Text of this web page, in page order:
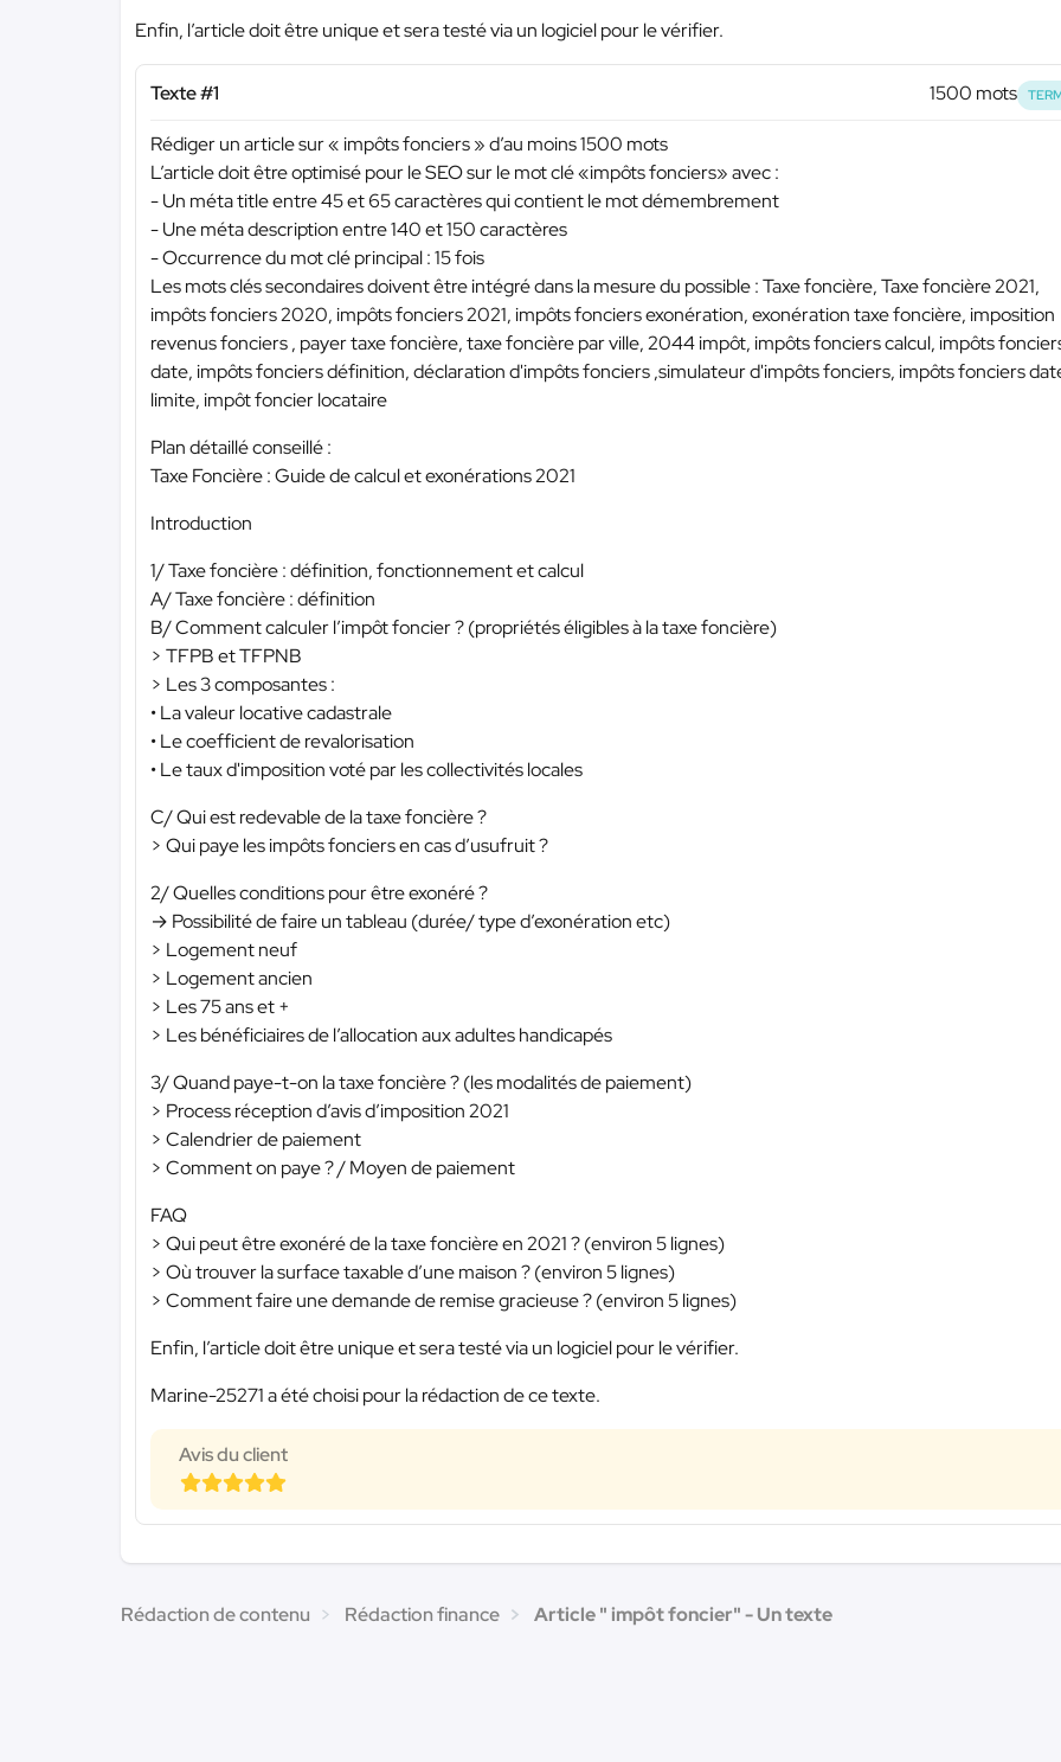
Enfin, l’article doit être unique et sera testé via un logiciel pour le vérifier.
Texte #1 1500 mots
Rédiger un article sur « impôts fonciers » d’au moins 1500 mots
L’article doit être optimisé pour le SEO sur le mot clé «impôts fonciers» avec :
- Un méta title entre 45 et 65 caractères qui contient le mot démembrement
- Une méta description entre 140 et 150 caractères
- Occurrence du mot clé principal : 15 fois
Les mots clés secondaires doivent être intégré dans la mesure du possible : Taxe foncière, Taxe foncière 2021,
impôts fonciers 2020, impôts fonciers 2021, impôts fonciers exonération, exonération taxe foncière, imposition
revenus fonciers , payer taxe foncière, taxe foncière par ville, 2044 impôt, impôts fonciers calcul, impôts
date, impôts fonciers définition, déclaration d'impôts fonciers ,simulateur d'impôts fonciers, impôts fonciers
limite, impôt foncier locataire
Plan détaillé conseillé :
Taxe Foncière : Guide de calcul et exonérations 2021
Introduction
1/ Taxe foncière : définition, fonctionnement et calcul
A/ Taxe foncière : définition
B/ Comment calculer l’impôt foncier ? (propriétés éligibles à la taxe foncière)
> TFPB et TFPNB
> Les 3 composantes :
• La valeur locative cadastrale
• Le coefficient de revalorisation
• Le taux d'imposition voté par les collectivités locales
C/ Qui est redevable de la taxe foncière ?
> Qui paye les impôts fonciers en cas d’usufruit ?
2/ Quelles conditions pour être exonéré ?
→ Possibilité de faire un tableau (durée/ type d’exonération etc)
> Logement neuf
> Logement ancien
> Les 75 ans et +
> Les bénéficiaires de l’allocation aux adultes handicapés
3/ Quand paye-t-on la taxe foncière ? (les modalités de paiement)
> Process réception d’avis d’imposition 2021
> Calendrier de paiement
> Comment on paye ? / Moyen de paiement
FAQ
> Qui peut être exonéré de la taxe foncière en 2021 ? (environ 5 lignes)
> Où trouver la surface taxable d’une maison ? (environ 5 lignes)
> Comment faire une demande de remise gracieuse ? (environ 5 lignes)
Enfin, l’article doit être unique et sera testé via un logiciel pour le vérifier.
Marine-25271 a été choisi pour la rédaction de ce texte.
Avis du client
Rédaction de contenu Rédaction finance Article " impôt foncier" - Un texte